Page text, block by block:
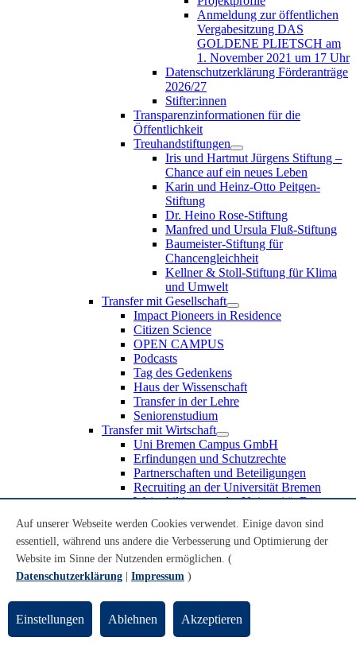
Anmeldung zur öffentlichen
Vergabesitzung DAS
GOLDENE PLIETSCH am
1. November 2021 um 17 Uhr
Datenschutzerklärung Förderanträge
2026/27
Stifter:innen
Transparenzinformationen für die
Öffentlichkeit
Treuhandstiftungen
Iris und Hartmut Jürgens Stiftung –
Chance auf ein neues Leben
Karin und Heinz-Otto Peitgen-
Stiftung
Dr. Heino Rose-Stiftung
Manfred und Ursula Fluß-Stiftung
Baumeister-Stiftung für
Chancengleichheit
Kellner & Stoll-Stiftung für Klima
und Umwelt
Transfer mit Gesellschaft
Impact Pioneers in Residence
Citizen Science
OPEN CAMPUS
Podcasts
Tag des Gedenkens
Haus der Wissenschaft
Transfer in der Lehre
Seniorenstudium
Transfer mit Wirtschaft
Uni Bremen Campus GmbH
Erfindungen und Schutzrechte
Partnerschaften und Beteiligungen
Recruiting an der Universität Bremen
Weiterbildung an der Universität Bremen
Schülerinnen und Schüler
MINT-Schnupperstudium
Schulklassen
Lehrkräfte
UniTransfer - Servicestelle für Transferaktivitäten
Transfermagazin der Universität Bremen
Auf unserer Webseite werden Cookies verwendet. Einige davon sind
essentiell, während uns andere die Verbesserung und Optimierung der
Website im Sinne der Nutzenden ermöglichen. (
Datenschutzerklärung
Impressum )
Einstellungen Ablehnen Akzeptieren